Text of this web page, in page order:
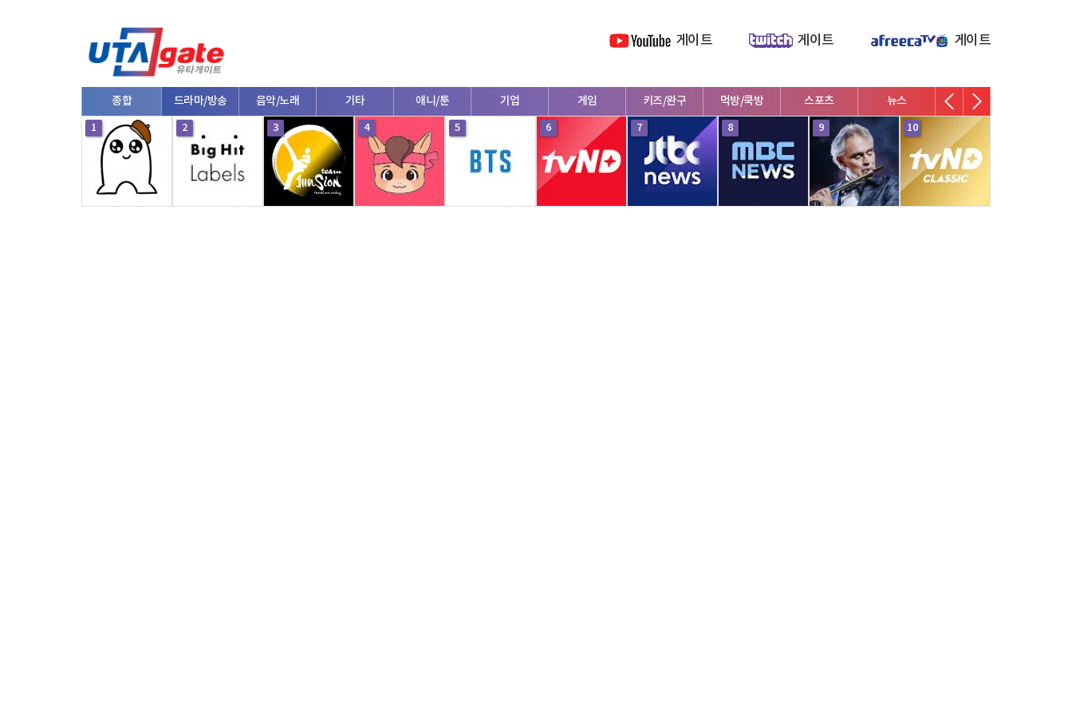
게이트 게이트 게이트
종합 드라마/방송 음악/노래 기타 애니/툰 기업 게임 키즈/완구 먹방/쿡방 스포츠 뉴스
V로그/소통 영화/뮤지컬 연예인 한류/외국인 의학/법률/정보 금융/재테크 몰카/상황극 DIY/실험 ASMR
댄스 e스포츠 자동차 커플/연애 정부/기관 운동 여행 리뷰
등산/낚시/캠핑/
귀농
1 2 3 4 5 6 7 8 9 10